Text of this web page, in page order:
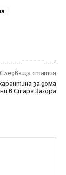
Следваща статия
за дома
в Стара Загора